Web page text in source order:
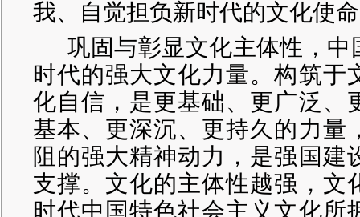
我、自觉担负新时代的文化使
巩固与彰显文化主体性，
时代的强大文化力量。构筑于
化自信，是更基础、更广泛、
基本、更深沉、更持久的力量
阻的强大精神动力，是强国建
支撑。文化的主体性越强，文
时代中国特色社会主义文化所